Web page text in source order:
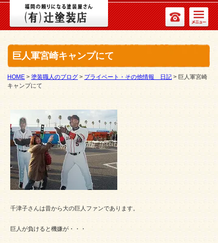
巨人軍宮崎キャンプにて
HOME > 塗装職人のブログ > プライベート・その他情報 日記 > 巨人軍宮崎
キャンプにて
千津子さんは昔から大の巨人ファンであります。
巨人が負けると機嫌が・・・